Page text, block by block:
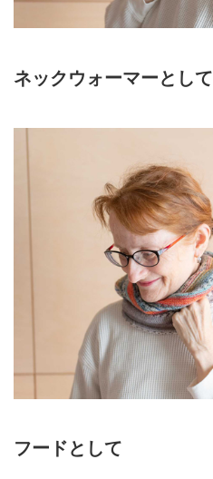
ネックウォーマーとして
フードとして